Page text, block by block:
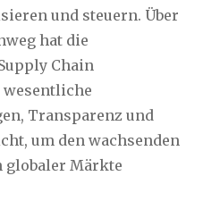
und steuern. Über
hat die
Chain
wesentliche
Transparenz und
um den wachsenden
globaler Märkte